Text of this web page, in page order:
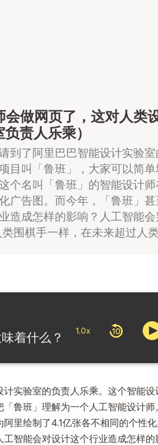
做网页了，这对人类
责人乐乘）
到了阿里巴巴智能设计实验
目叫「鲁班」，大家可以简
个名叫「鲁班」的智能设计
广告图。而今年，「鲁班」
造成怎样的影响？人工智能
围棋手一样，在未来超过人
什么？（阿里智能设计实
1.0x
实验室的负责人乐乘。这个智能
鲁班」理解为一个人工智能设计师
里绘制了4.1亿张各不相同的个性
工智能会对设计这个行业造成怎样